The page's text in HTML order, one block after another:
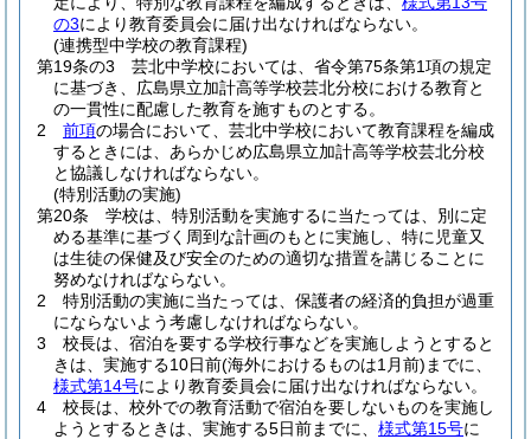
の3により教育委員会に届け出なければならない。
(連携型中学校の教育課程)
第19条の3
芸北中学校においては、省令第75条第1項の規定
に基づき、広島県立加計高等学校芸北分校における教育と
の一貫性に配慮した教育を施すものとする。
2
前項の場合において、芸北中学校において教育課程を編成
するときには、あらかじめ広島県立加計高等学校芸北分校
と協議しなければならない。
(特別活動の実施)
第20条
学校は、特別活動を実施するに当たっては、別に定
める基準に基づく周到な計画のもとに実施し、特に児童又
は生徒の保健及び安全のための適切な措置を講じることに
努めなければならない。
2
特別活動の実施に当たっては、保護者の経済的負担が過重
にならないよう考慮しなければならない。
3
校長は、宿泊を要する学校行事などを実施しようとすると
きは、実施する10日前(海外におけるものは1月前) までに、
様式第14号により教育委員会に届け出なければならない。
4
校長は、校外での教育活動で宿泊を要しないものを実施し
ようとするときは、実施する5日前までに、 様式第15号に